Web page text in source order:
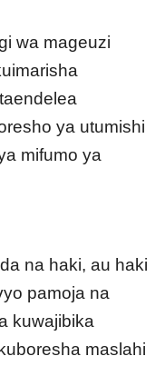
wa mageuzi
ya utumishi
mifumo ya
na haki, au haki
pamoja na
kuwajibika
maslahi